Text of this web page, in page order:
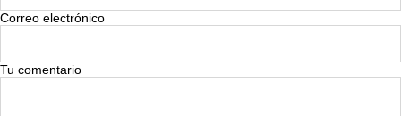
Correo electrónico
Tu comentario